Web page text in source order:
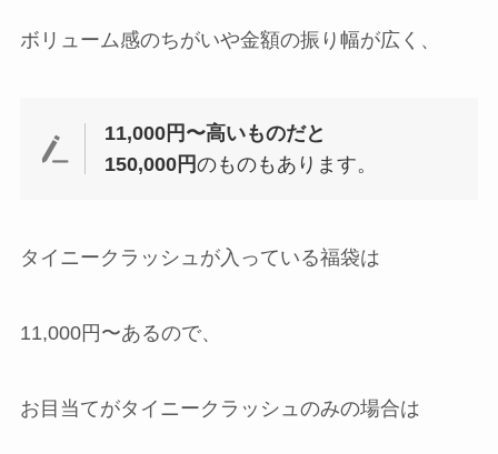
ボリューム感のちがいや金額の振り幅が広く、
11,000円〜高いものだと
150,000円のものもあります。
タイニークラッシュが入っている福袋は
11,000円〜あるので、
お目当てがタイニークラッシュのみの場合は